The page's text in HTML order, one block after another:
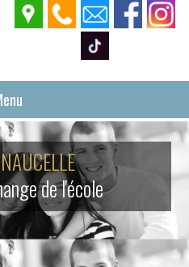
de l'école